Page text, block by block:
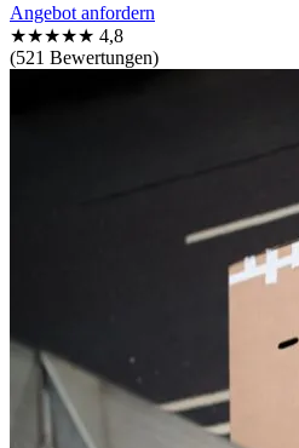
Angebot anfordern
★★★★★ 4,8
(521 Bewertungen)